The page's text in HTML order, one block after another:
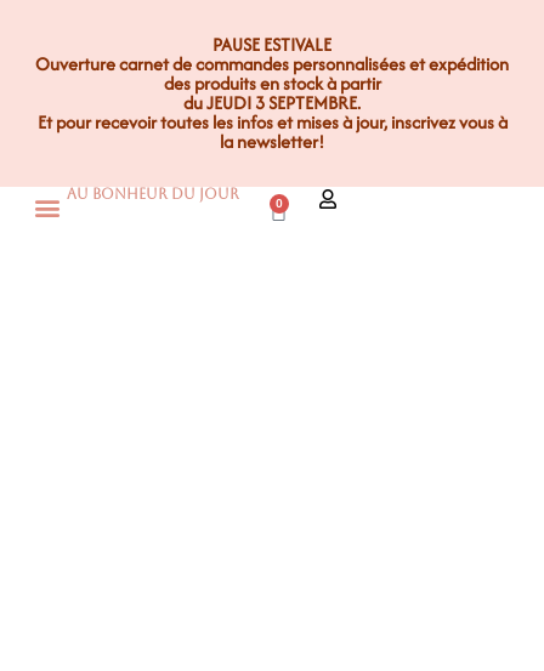
PAUSE ESTIVALE
Ouverture carnet de commandes personnalisées et expédition
des produits en stock à partir
du JEUDI 3 SEPTEMBRE.
Et pour recevoir toutes les infos et mises à jour, inscrivez vous à
la newsletter!
Au Bonheur Du Jour
0